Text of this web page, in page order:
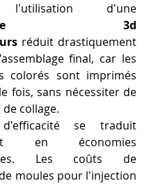
3d
réduit drastiquement
final, car les
colorés sont imprimés
fois, sans nécessiter de
collage.
se traduit
en économies
Les coûts de
moules pour l'injection